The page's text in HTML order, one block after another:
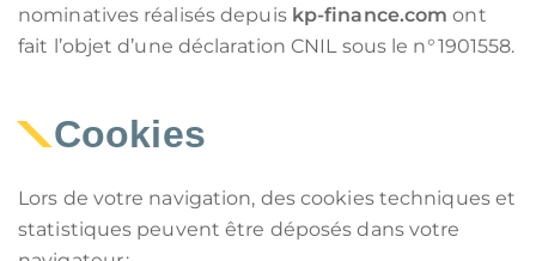
nominatives réalisés depuis kp-finance.com ont
fait l’objet d’une déclaration CNIL sous le n° 1901558.
Cookies
Lors de votre navigation, des cookies techniques et
statistiques peuvent être déposés dans votre